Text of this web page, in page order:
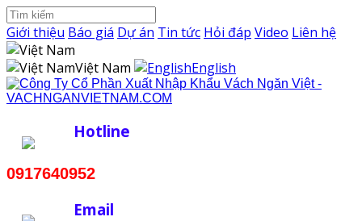
Giới thiệu Báo giá Dự án Tin tức Hỏi đáp Video Liên hệ
Việt Nam
English
Hotline
0917640952
Email